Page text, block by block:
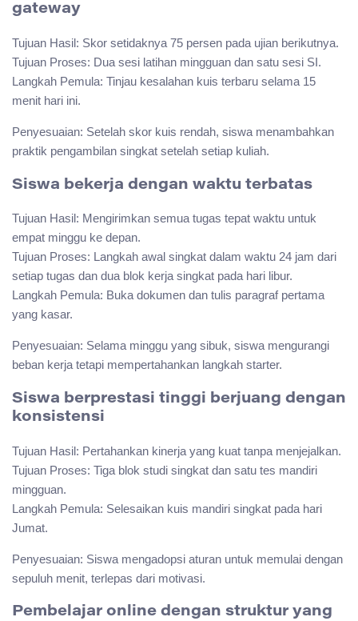
gateway
Tujuan Hasil: Skor setidaknya 75 persen pada ujian berikutnya.
Tujuan Proses: Dua sesi latihan mingguan dan satu sesi SI.
Langkah Pemula: Tinjau kesalahan kuis terbaru selama 15
menit hari ini.
Penyesuaian: Setelah skor kuis rendah, siswa menambahkan
praktik pengambilan singkat setelah setiap kuliah.
Siswa bekerja dengan waktu terbatas
Tujuan Hasil: Mengirimkan semua tugas tepat waktu untuk
empat minggu ke depan.
Tujuan Proses: Langkah awal singkat dalam waktu 24 jam dari
setiap tugas dan dua blok kerja singkat pada hari libur.
Langkah Pemula: Buka dokumen dan tulis paragraf pertama
yang kasar.
Penyesuaian: Selama minggu yang sibuk, siswa mengurangi
beban kerja tetapi mempertahankan langkah starter.
Siswa berprestasi tinggi berjuang dengan
konsistensi
Tujuan Hasil: Pertahankan kinerja yang kuat tanpa menjejalkan.
Tujuan Proses: Tiga blok studi singkat dan satu tes mandiri
mingguan.
Langkah Pemula: Selesaikan kuis mandiri singkat pada hari
Jumat.
Penyesuaian: Siswa mengadopsi aturan untuk memulai dengan
sepuluh menit, terlepas dari motivasi.
Pembelajar online dengan struktur yang